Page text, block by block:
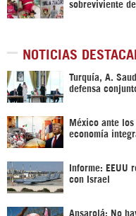
sobreviviente
NOTICIAS
Turquía, A.
defensa
México ante
economía
Informe: EEUU
con Israel
Ansarolá: No